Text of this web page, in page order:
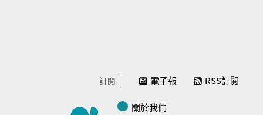
訂閱 電子報 RSS訂閱
關於我們